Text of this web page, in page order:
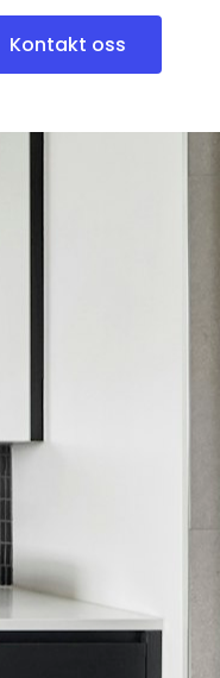
Kontakt oss